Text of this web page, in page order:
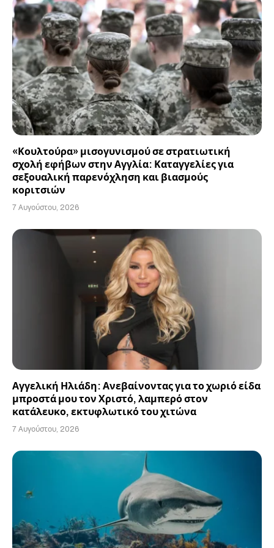
«Κουλτούρα» μισογυνισμού σε στρατιωτική
σχολή εφήβων στην Αγγλία: Καταγγελίες για
σεξουαλική παρενόχληση και βιασμούς
κοριτσιών
7 Αυγούστου, 2026
Αγγελική Ηλιάδη: Ανεβαίνοντας για το χωριό είδα
μπροστά μου τον Χριστό, λαμπερό στον
κατάλευκο, εκτυφλωτικό του χιτώνα
7 Αυγούστου, 2026